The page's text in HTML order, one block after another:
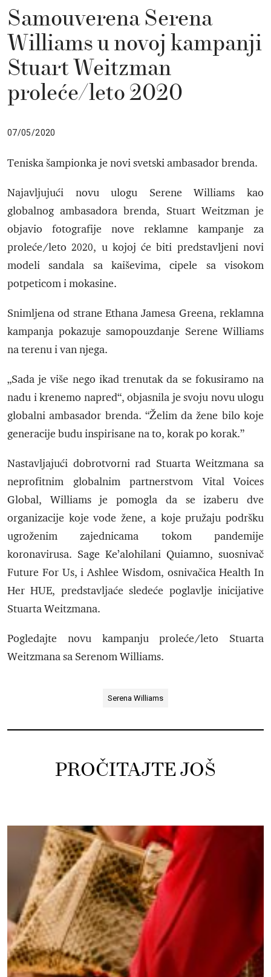
Samouverena Serena
Williams u novoj kampanji
Stuart Weitzman
proleće/leto 2020
07/05/2020
Teniska šampionka je novi svetski ambasador brenda.
Najavljujući novu ulogu Serene Williams kao
globalnog ambasadora brenda, Stuart Weitzman je
objavio fotografije nove reklamne kampanje za
proleće/leto 2020, u kojoj će biti predstavljeni novi
modeli sandala sa kaiševima, cipele sa visokom
potpeticom i mokasine.
Snimljena od strane Ethana Jamesa Greena, reklamna
kampanja pokazuje samopouzdanje Serene Williams
na terenu i van njega.
„Sada je više nego ikad trenutak da se fokusiramo na
nadu i krenemo napred“, objasnila je svoju novu ulogu
globalni ambasador brenda. “Želim da žene bilo koje
generacije budu inspirisane na to, korak po korak.”
Nastavljajući dobrotvorni rad Stuarta Weitzmana sa
neprofitnim globalnim partnerstvom Vital Voices
Global, Williams je pomogla da se izaberu dve
organizacije koje vode žene, a koje pružaju podršku
ugroženim zajednicama tokom pandemije
koronavirusa. Sage Ke’alohilani Quiamno, suosnivač
Future For Us, i Ashlee Wisdom, osnivačica Health In
Her HUE, predstavljaće sledeće poglavlje inicijative
Stuarta Weitzmana.
Pogledajte novu kampanju proleće/leto Stuarta
Weitzmana sa Serenom Williams.
Serena Williams
PROČITAJTE JOŠ